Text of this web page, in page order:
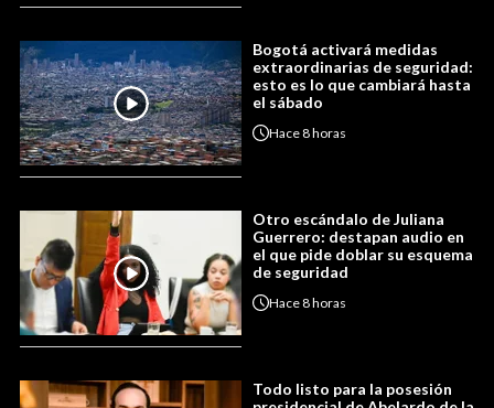
Bogotá activará medidas
extraordinarias de seguridad:
esto es lo que cambiará hasta
el sábado
Hace8 horas
Otro escándalo de Juliana
Guerrero: destapan audio en
el que pide doblar su esquema
de seguridad
Hace8 horas
Todo listo para la posesión